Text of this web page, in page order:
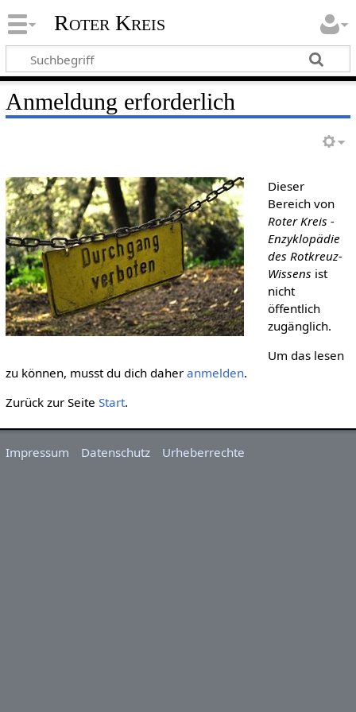
Roter Kreis
Anmeldung erforderlich
Dieser
Bereich von
Roter Kreis -
Enzyklopädie
des Rotkreuz-
Wissens ist
nicht
öffentlich
zugänglich.
Um das lesen
zu können, musst du dich daher anmelden.
Zurück zur Seite Start.
Impressum Datenschutz Urheberrechte